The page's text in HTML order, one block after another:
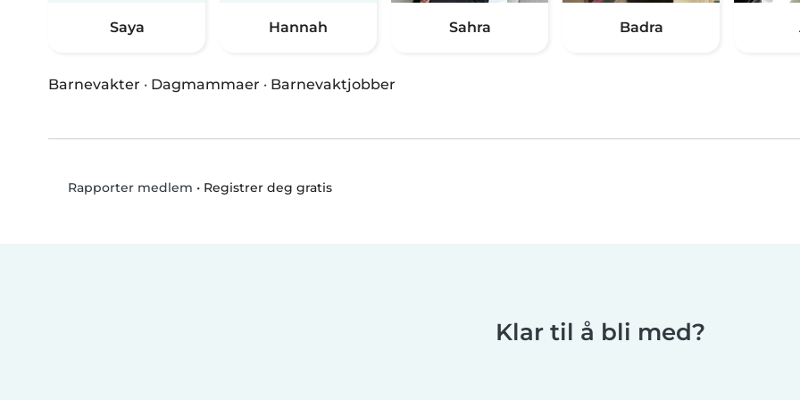
Saya Hannah Sahra Badra
Barnevakter · Dagmammaer · Barnevaktjobber
Rapporter medlem • Registrer deg gratis
Klar til å bli med?